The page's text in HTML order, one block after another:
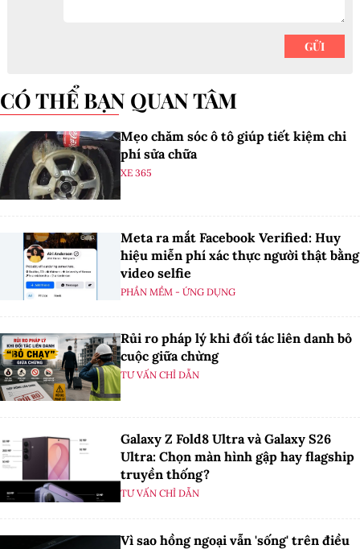
CÓ THỂ BẠN QUAN TÂM
Mẹo chăm sóc ô tô giúp tiết kiệm chi
phí sửa chữa
XE 365
Meta ra mắt Facebook Verified: Huy
hiệu miễn phí xác thực người thật bằng
video selfie
PHẦN MỀM - ỨNG DỤNG
Rủi ro pháp lý khi đối tác liên danh bỏ
cuộc giữa chừng
TƯ VẤN CHỈ DẪN
Galaxy Z Fold8 Ultra và Galaxy S26
Ultra: Chọn màn hình gập hay flagship
truyền thống?
TƯ VẤN CHỈ DẪN
Vì sao hồng ngoại vẫn 'sống' trên điều